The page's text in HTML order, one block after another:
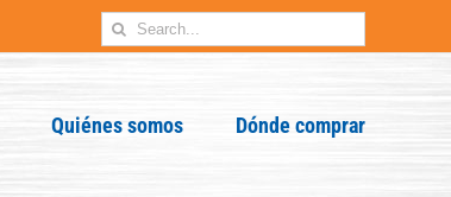
Search
for:
Quiénes somos Dónde comprar